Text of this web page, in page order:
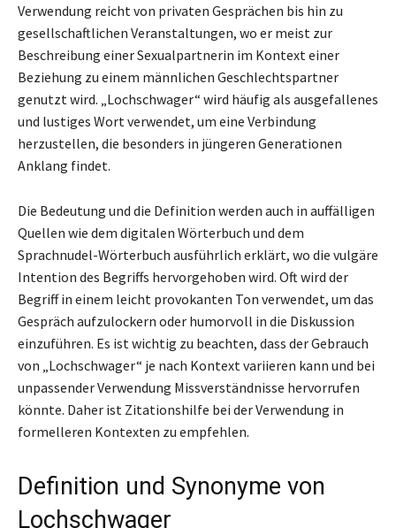
Verwendung reicht von privaten Gesprächen bis hin zu
gesellschaftlichen Veranstaltungen, wo er meist zur
Beschreibung einer Sexualpartnerin im Kontext einer
Beziehung zu einem männlichen Geschlechtspartner
genutzt wird. „Lochschwager“ wird häufig als ausgefallenes
und lustiges Wort verwendet, um eine Verbindung
herzustellen, die besonders in jüngeren Generationen
Anklang findet.
Die Bedeutung und die Definition werden auch in auffälligen
Quellen wie dem digitalen Wörterbuch und dem
Sprachnudel-Wörterbuch ausführlich erklärt, wo die vulgäre
Intention des Begriffs hervorgehoben wird. Oft wird der
Begriff in einem leicht provokanten Ton verwendet, um das
Gespräch aufzulockern oder humorvoll in die Diskussion
einzuführen. Es ist wichtig zu beachten, dass der Gebrauch
von „Lochschwager“ je nach Kontext variieren kann und bei
unpassender Verwendung Missverständnisse hervorrufen
könnte. Daher ist Zitationshilfe bei der Verwendung in
formelleren Kontexten zu empfehlen.
Definition und Synonyme von
Lochschwager